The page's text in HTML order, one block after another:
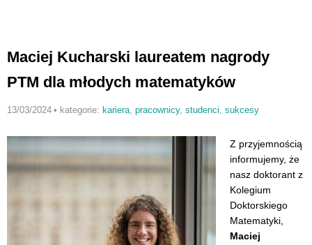
Maciej Kucharski laureatem nagrody
PTM dla młodych matematyków
13/03/2024 • kategorie: kariera, pracownicy, studenci, sukcesy
Z przyjemnością
informujemy, że
nasz doktorant z
Kolegium
Doktorskiego
Matematyki,
Maciej